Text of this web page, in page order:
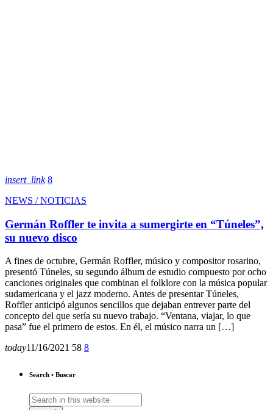
insert_link 8
NEWS / NOTICIAS
Germán Roffler te invita a sumergirte en “Túneles”,
su nuevo disco
A fines de octubre, Germán Roffler, músico y compositor rosarino,
presentó Túneles, su segundo álbum de estudio compuesto por ocho
canciones originales que combinan el folklore con la música popular
sudamericana y el jazz moderno. Antes de presentar Túneles,
Roffler anticipó algunos sencillos que dejaban entrever parte del
concepto del que sería su nuevo trabajo. “Ventana, viajar, lo que
pasa” fue el primero de estos. En él, el músico narra un […]
today11/16/2021 58 8
Search • Buscar